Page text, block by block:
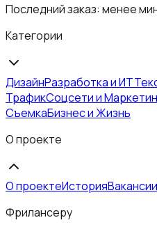
Последний заказ: менее
Категории
ДизайнРазработка и ИТ
ТрафикСоцсети и
СъемкаБизнес и Жизнь
О проекте
О проектеИсторияВакансии
Фрилансеру